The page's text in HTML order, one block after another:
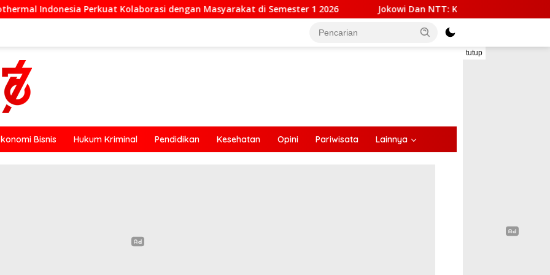
Kolaborasi dengan Masyarakat di Semester 1 2026 Jokowi Dan NTT: Kepemimpinan Yang Hadir, Bekerja, Dan Dekat
tutup
Bisnis Hukum Kriminal Pendidikan Kesehatan Opini Pariwisata Lainnya